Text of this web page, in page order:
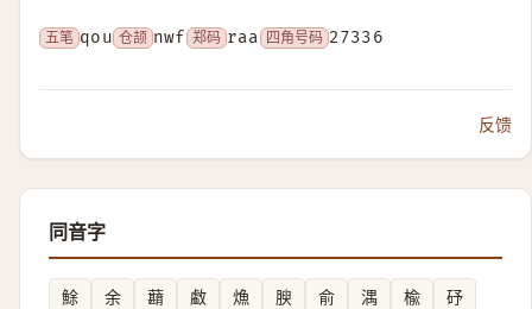
五笔 qou 仓颉 nwf 郑码 raa 四角号码 27336
反馈
同音字
鮽 余 蘛 䲣 龽 腴 俞 湡 楡
䂛